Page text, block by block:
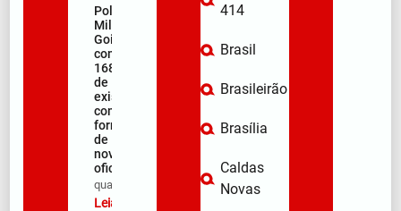
Polícia
Militar de
Goiás
comemora
168 anos
de
existência
com
formação
de 106
novos
oficiais
qua/08/2026
Leia mais »
414
Brasil
Brasileirão
Brasília
Caldas
Novas